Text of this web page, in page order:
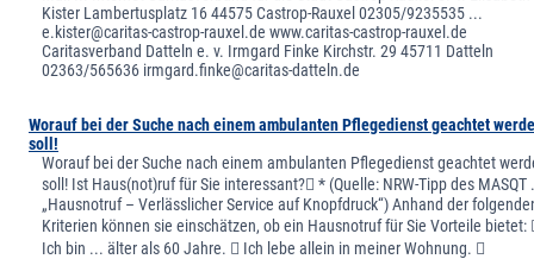
Kister Lambertusplatz 16 44575 Castrop-Rauxel 02305/9235535 ...
e.kister@caritas-castrop-rauxel.de www.caritas-castrop-rauxel.de
Caritasverband Datteln e. v. Irmgard Finke Kirchstr. 29 45711 Datteln
02363/565636 irmgard.finke@caritas-datteln.de
Worauf bei der Suche nach einem ambulanten Pflegedienst geachtet
soll!
Worauf bei der Suche nach einem ambulanten Pflegedienst geachtet
soll! Ist Haus(not)ruf für Sie interessant? * (Quelle: NRW-Tipp des MASQT
„Hausnotruf – Verlässlicher Service auf Knopfdruck“) Anhand der
Kriterien können sie einschätzen, ob ein Hausnotruf für Sie Vorteile bietet:
Ich bin ... älter als 60 Jahre.  Ich lebe allein in meiner Wohnung. 